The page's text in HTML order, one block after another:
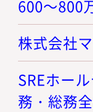
600～800
株式会社
SREホー
務・総務